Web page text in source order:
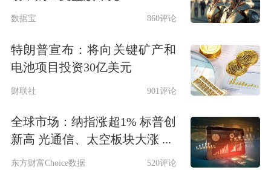
数据显示，2025年全年社会消费品零售
总额501202亿元，比2024年增长3.7%。
国家统计局局长康义在2025年国民经济
况看，2025年我国持续发力扩大内需，
随着提振消费专项行动落地见效，消费
数据宝 860评论
特朗普宣布：将向关键矿产和
电池项目投资30亿美元
财联社 901评论
全球市场：纳指涨超1% 标普创
新高 光通信、太空板块大涨 ...
东方财富Choice数据 520评论